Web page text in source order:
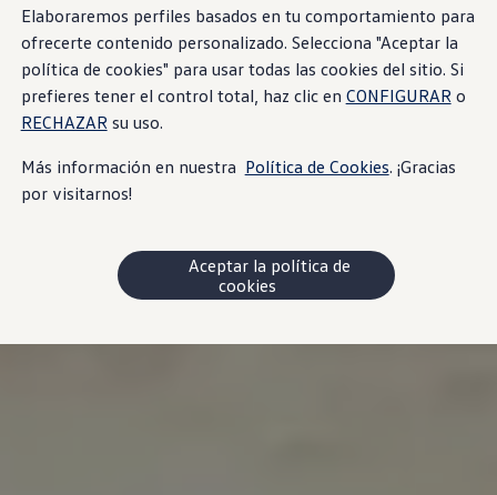
Manuales de Usuario
Servicios
Piezas originales
Asistencia Vial
Campaña de Recall Airbags Takata
Cliente Fantasma
Mantenimientos Volkswagen
Volkswagen 4Business
Elaboraremos perfiles basados en tu comportamiento para
ofrecerte contenido personalizado. Selecciona "Aceptar la
política de cookies" para usar todas las cookies del sitio. Si
prefieres tener el control total, haz clic en CONFIGURARo
RECHAZARsu uso.
Más información en nuestra Política de Cookies. ¡Gracias
por visitarnos!
Aceptar la política de
cookies